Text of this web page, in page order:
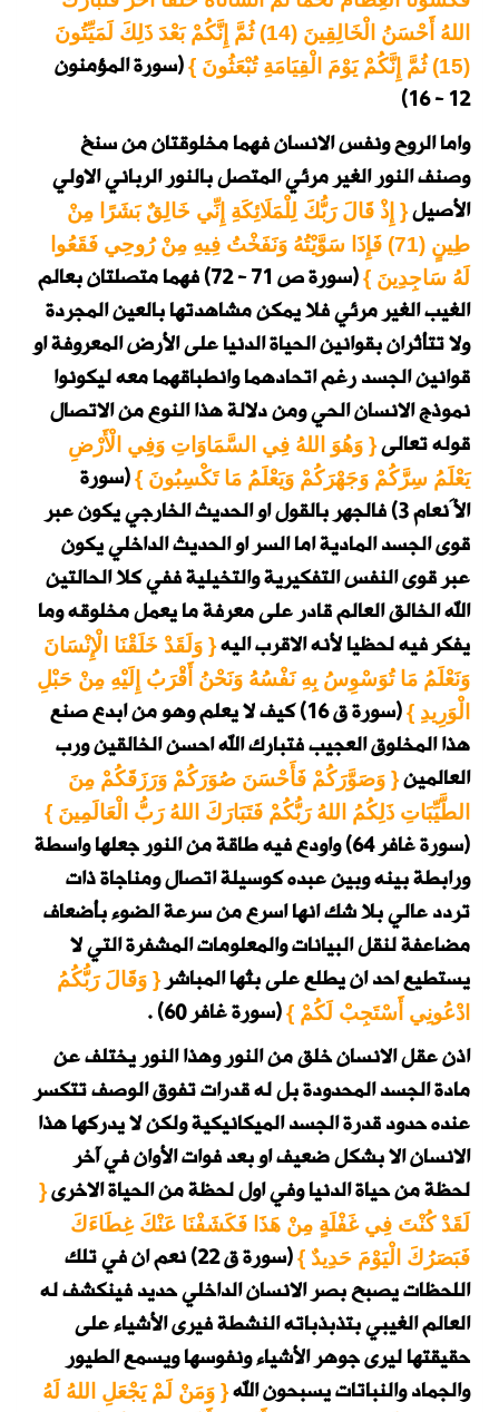
اللهُ أَحْسَنُ الْخَالِقِينَ (14) ثُمَّ إِنَّكُمْ بَعْدَ ذَلِكَ لَمَيِّتُونَ
(15) ثُمَّ إِنَّكُمْ يَوْمَ الْقِيَامَةِ تُبْعَثُونَ }
(سورة المؤمنون
12 - 16)
واما الروح ونفس الانسان فهما مخلوقتان من سنخ
وصنف النور الغير مرئي المتصل بالنور الرباني الاولي
الأصيل{ إِذْ قَالَ رَبُّكَ لِلْمَلَائِكَةِ إِنِّي خَالِقٌ بَشَرًا مِنْ
طِينٍ (71) فَإِذَا سَوَّيْتُهُ وَنَفَخْتُ فِيهِ مِنْ رُوحِي فَقَعُوا
لَهُ سَاجِدِينَ }(سورة ص 71 - 72)
فهما متصلتان بعالم
الغيب الغير مرئي فلا يمكن مشاهدتها بالعين المجردة
ولا تتأثران بقوانين الحياة الدنيا على الأرض المعروفة او
قوانين الجسد رغم اتحادهما وانطباقهما معه ليكونوا
نموذج الانسان الحي ومن دلالة هذا النوع من الاتصال
قوله تعالى{ وَهُوَ اللهُ فِي السَّمَاوَاتِ وَفِي الْأَرْضِ
يَعْلَمُ سِرَّكُمْ وَجَهْرَكُمْ وَيَعْلَمُ مَا تَكْسِبُونَ }(سورة
الأَنعام 3)
فالجهر بالقول او الحديث الخارجي يكون عبر
قوى الجسد المادية اما السر او الحديث الداخلي يكون
عبر قوى النفس التفكيرية والتخيلية ففي كلا الحالتين
الله الخالق العالم قادر على معرفة ما يعمل مخلوقه وما
يفكر فيه لحظيا لأنه الاقرب اليه{ وَلَقَدْ خَلَقْنَا الْإِنْسَانَ
وَنَعْلَمُ مَا تُوَسْوِسُ بِهِ نَفْسُهُ وَنَحْنُ أَقْرَبُ إِلَيْهِ مِنْ حَبْلِ
الْوَرِيدِ }(سورة ق 16)
كيف لا يعلم وهو من ابدع صنع
هذا المخلوق العجيب فتبارك الله احسن الخالقين ورب
العالمين{ وَصَوَّرَكُمْ فَأَحْسَنَ صُوَرَكُمْ وَرَزَقَكُمْ مِنَ
الطَّيِّبَاتِ ذَلِكُمُ اللهُ رَبُّكُمْ فَتَبَارَكَ اللهُ رَبُّ الْعَالَمِينَ }
(سورة غافر 64)
واودع فيه طاقة من النور جعلها واسطة
ورابطة بينه وبين عبده كوسيلة اتصال ومناجاة ذات
تردد عالي بلا شك انها اسرع من سرعة الضوء بأضعاف
مضاعفة لنقل البيانات والمعلومات المشفرة التي لا
يستطيع احد ان يطلع على بثها المباشر{ وَقَالَ رَبُّكُمُ
ادْعُونِي أَسْتَجِبْ لَكُمْ }(سورة غافر 60) .
اذن عقل الانسان خلق من النور وهذا النور يختلف عن
مادة الجسد المحدودة بل له قدرات تفوق الوصف تتكسر
عنده حدود قدرة الجسد الميكانيكية ولكن لا يدركها هذا
الانسان الا بشكل ضعيف او بعد فوات الأوان في آخر
لحظة من حياة الدنيا وفي اول لحظة من الحياة الاخرى{
لَقَدْ كُنْتَ فِي غَفْلَةٍ مِنْ هَذَا فَكَشَفْنَا عَنْكَ غِطَاءَكَ
فَبَصَرُكَ الْيَوْمَ حَدِيدٌ }(سورة ق 22)
نعم ان في تلك
اللحظات يصبح بصر الانسان الداخلي حديد فينكشف له
العالم الغيبي بتذبذباته النشطة فيرى الأشياء على
حقيقتها ليرى جوهر الأشياء ونفوسها ويسمع الطيور
والجماد والنباتات يسبحون الله{ وَمَنْ لَمْ يَجْعَلِ اللهُ لَهُ